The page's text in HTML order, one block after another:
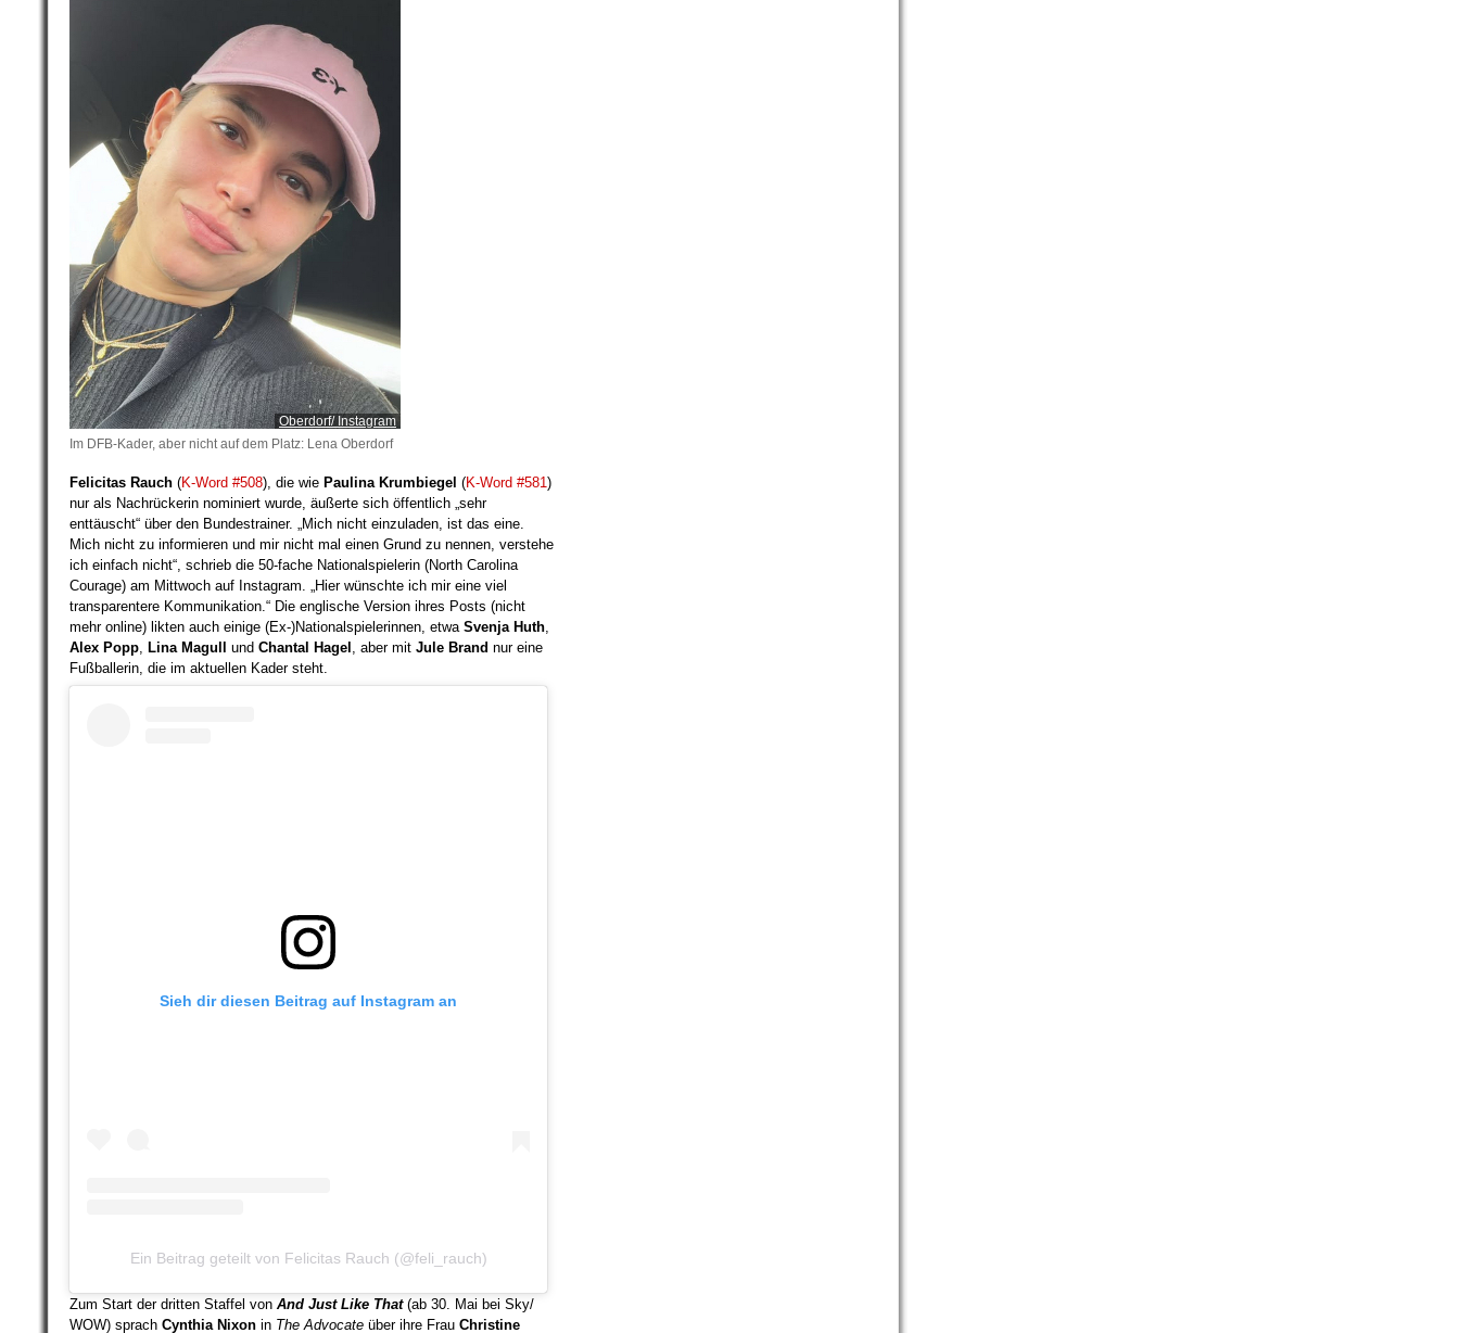
Oberdorf/ Instagram
Im DFB-Kader, aber nicht auf dem Platz: Lena Oberdorf
Felicitas Rauch (K-Word #508), die wie Paulina Krumbiegel (K-Word #581)
nur als Nachrückerin nominiert wurde, äußerte sich öffentlich „sehr
enttäuscht“ über den Bundestrainer. „Mich nicht einzuladen, ist das eine.
Mich nicht zu informieren und mir nicht mal einen Grund zu nennen, verstehe
ich einfach nicht“, schrieb die 50-fache Nationalspielerin (North Carolina
Courage) am Mittwoch auf Instagram. „Hier wünschte ich mir eine viel
transparentere Kommunikation.“ Die englische Version ihres Posts (nicht
mehr online) likten auch einige (Ex-)Nationalspielerinnen, etwa Svenja Huth
Alex Popp Lina Magull und Chantal Hagel , aber mit Jule Brand nur eine
Fußballerin, die im aktuellen Kader steht.
Sieh dir diesen Beitrag auf Instagram an
Ein Beitrag geteilt von Felicitas Rauch (@feli_rauch)
Zum Start der dritten Staffel von And Just Like That(ab 30. Mai bei Sky/
WOW) sprach Cynthia Nixon in The Advocate über ihre Frau Christine